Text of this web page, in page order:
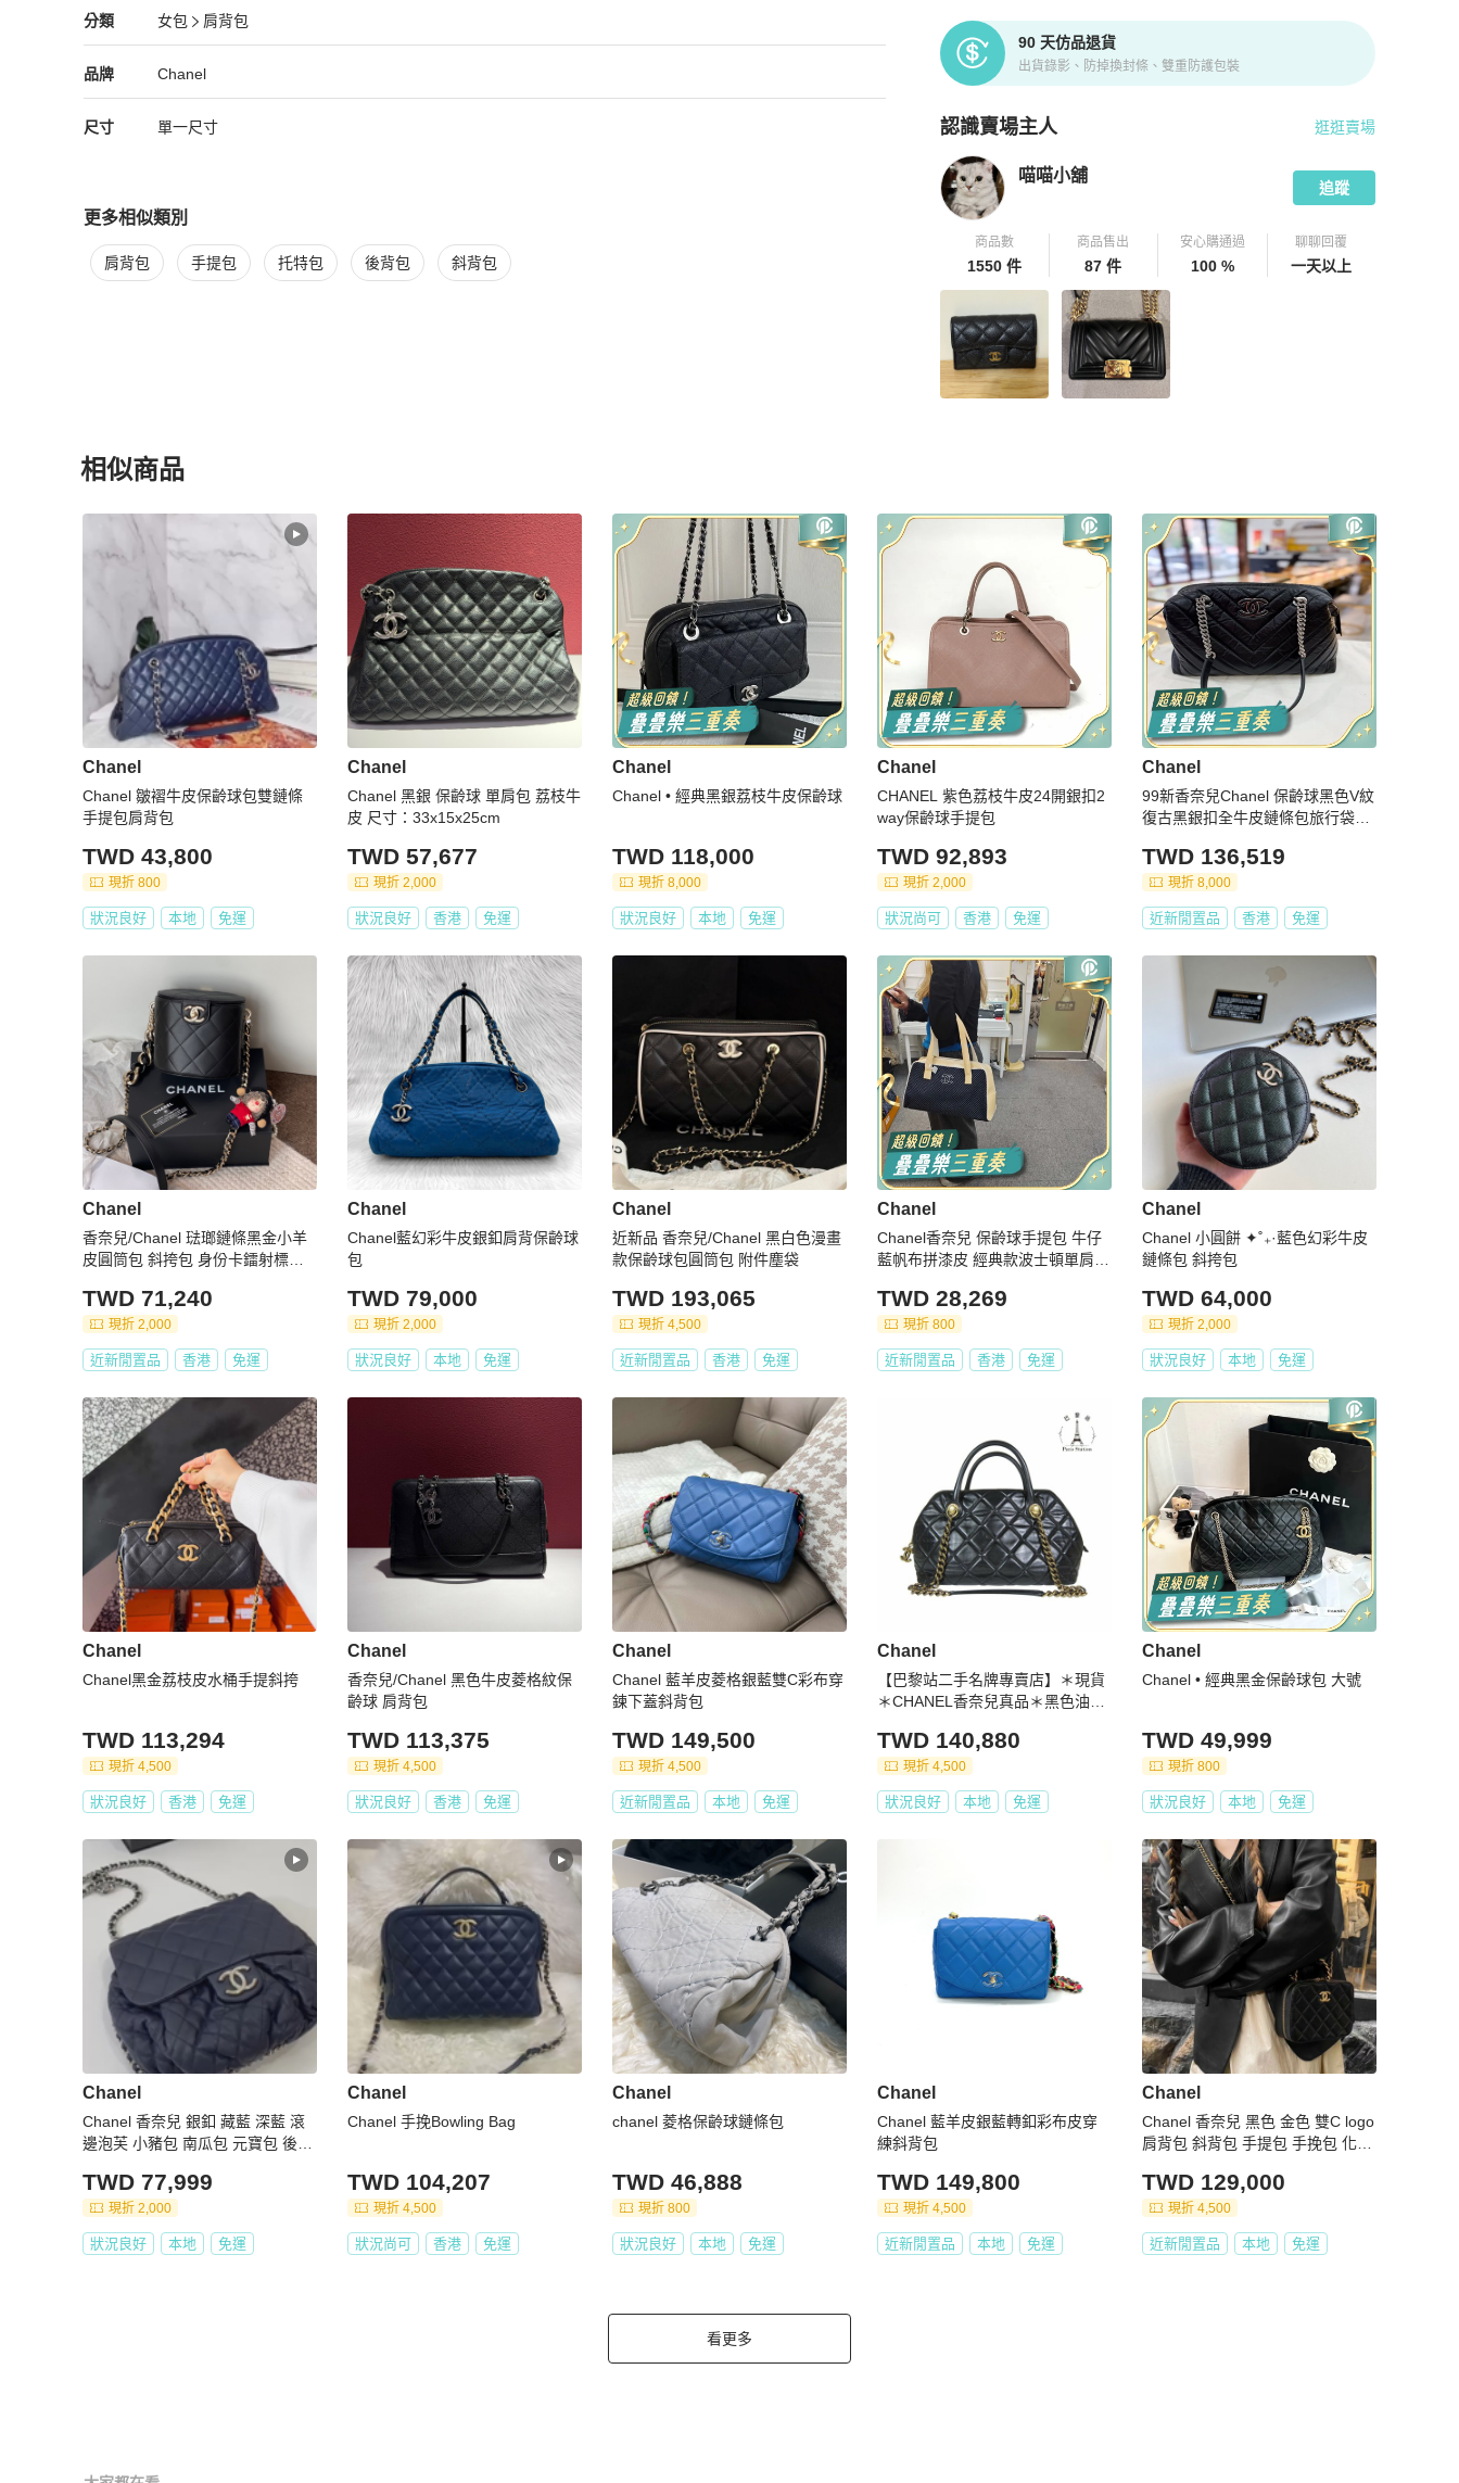
90 天仿品退貨
出貨錄影、防掉換封條、雙重防護包裝
認識賣場主人
PopChill 拍拍圈嚴選賣家
逛逛賣場
喵喵小舖
追蹤
商品數
1550 件
商品售出
87 件
安心購通過
100 %
聊聊回覆
一天以上
分類
Chanel 女包分類資訊
女包
肩背包
女包/肩背包推薦
品牌
Chanel 精品女包品牌介紹
Chanel
Chanel 推薦清單
尺寸 單一尺寸
更多相似類別
更多Chanel 女包相似商品推薦
肩背包 手提包 托特包 後背包 斜背包
相似商品
更多相似Chanel女包推薦精品
Chanel
Chanel 皺褶牛皮保齡球包雙鏈條
手提包肩背包
TWD 43,800
現折 800
狀況良好 本地 免運
Chanel
Chanel 黑銀 保齡球 單肩包 荔枝牛
皮 尺寸：33x15x25cm
TWD 57,677
現折 2,000
狀況良好 香港 免運
Chanel
Chanel • 經典黑銀荔枝牛皮保齡球
TWD 118,000
現折 8,000
狀況良好 本地 免運
Chanel
CHANEL 紫色荔枝牛皮24開銀扣2
way保齡球手提包
TWD 92,893
現折 2,000
狀況尚可 香港 免運
Chanel
99新香奈兒Chanel 保齡球黑色V紋
復古黑銀扣全牛皮鏈條包旅行袋26
TWD 136,519
現折 8,000
近新閒置品 香港 免運
Chanel
香奈兒/Chanel 琺瑯鏈條黑金小羊
皮圓筒包 斜挎包 身份卡鐳射標齊
TWD 71,240
現折 2,000
近新閒置品 香港 免運
Chanel
Chanel藍幻彩牛皮銀釦肩背保齡球
包
TWD 79,000
現折 2,000
狀況良好 本地 免運
Chanel
近新品 香奈兒/Chanel 黑白色漫畫
款保齡球包圓筒包 附件塵袋
TWD 193,065
現折 4,500
近新閒置品 香港 免運
Chanel
Chanel香奈兒 保齡球手提包 牛仔
藍帆布拼漆皮 經典款波士頓單肩包
TWD 28,269
現折 800
近新閒置品 香港 免運
Chanel
Chanel 小圓餅 ✦˚₊·藍色幻彩牛皮
鏈條包 斜挎包
TWD 64,000
現折 2,000
狀況良好 本地 免運
Chanel
Chanel黑金荔枝皮水桶手提斜挎
TWD 113,294
現折 4,500
狀況良好 香港 免運
Chanel
香奈兒/Chanel 黑色牛皮菱格紋保
齡球 肩背包
TWD 113,375
現折 4,500
狀況良好 香港 免運
Chanel
Chanel 藍羊皮菱格銀藍雙C彩布穿
鍊下蓋斜背包
TWD 149,500
現折 4,500
近新閒置品 本地 免運
Chanel
【巴黎站二手名牌專賣店】＊現貨
＊CHANEL香奈兒真品＊黑色油蠟
TWD 140,880
現折 4,500
狀況良好 本地 免運
Chanel
Chanel • 經典黑金保齡球包 大號
TWD 49,999
現折 800
狀況良好 本地 免運
Chanel
Chanel 香奈兒 銀釦 藏藍 深藍 滾
邊泡芙 小豬包 南瓜包 元寶包 後背
鏈包
TWD 77,999
現折 2,000
狀況良好 本地 免運
Chanel
Chanel 手挽Bowling Bag
TWD 104,207
現折 4,500
狀況尚可 香港 免運
Chanel
chanel 菱格保齡球鏈條包
TWD 46,888
現折 800
狀況良好 本地 免運
Chanel
Chanel 藍羊皮銀藍轉釦彩布皮穿
練斜背包
TWD 149,800
現折 4,500
近新閒置品 本地 免運
Chanel
Chanel 香奈兒 黑色 金色 雙C logo
肩背包 斜背包 手提包 手挽包 化妝
TWD 129,000
現折 4,500
近新閒置品 本地 免運
看更多